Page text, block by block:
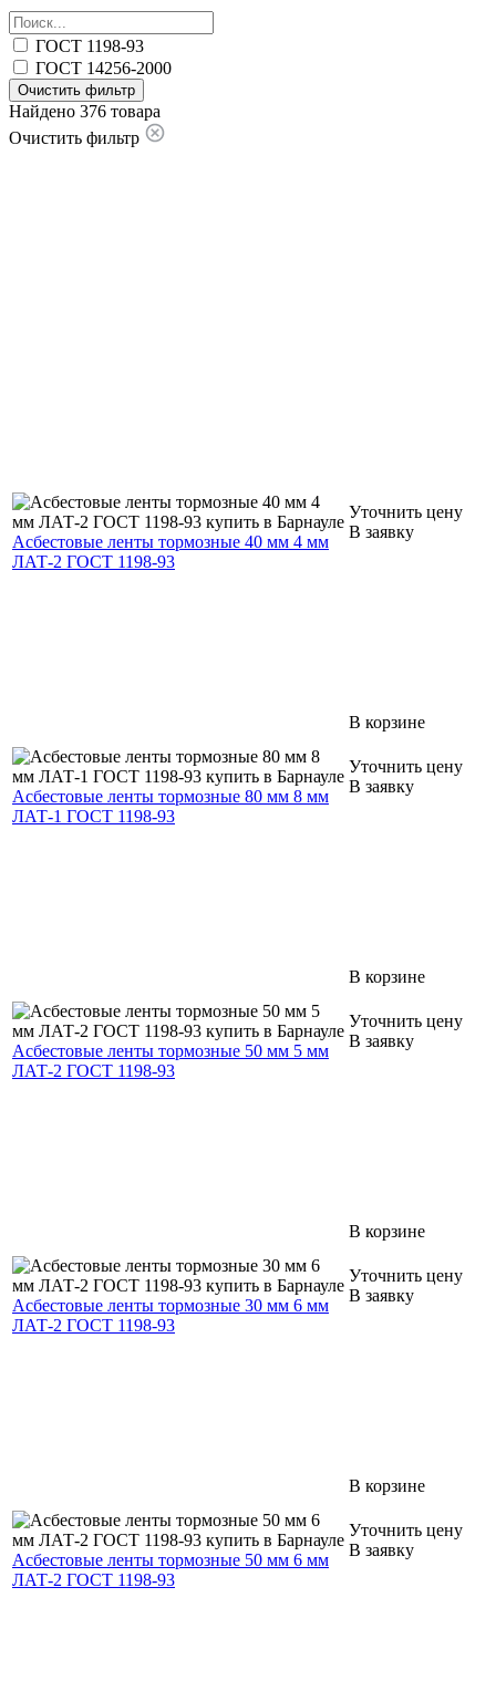
ГОСТ 1198-93
ГОСТ 14256-2000
Очистить фильтр
Найдено 376 товара
Очистить фильтр
Асбестовые ленты тормозные 40 мм 4 мм
ЛАТ-2 ГОСТ 1198-93
Уточнить цену
В заявку
В корзине
Асбестовые ленты тормозные 80 мм 8 мм
ЛАТ-1 ГОСТ 1198-93
Уточнить цену
В заявку
В корзине
Асбестовые ленты тормозные 50 мм 5 мм
ЛАТ-2 ГОСТ 1198-93
Уточнить цену
В заявку
В корзине
Асбестовые ленты тормозные 30 мм 6 мм
ЛАТ-2 ГОСТ 1198-93
Уточнить цену
В заявку
В корзине
Асбестовые ленты тормозные 50 мм 6 мм
ЛАТ-2 ГОСТ 1198-93
Уточнить цену
В заявку